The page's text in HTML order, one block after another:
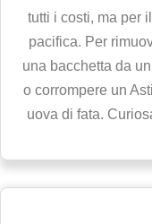
tutti i costi, ma per
pacifica. Per
una bacchetta da
o corrompere un
uova di fata.